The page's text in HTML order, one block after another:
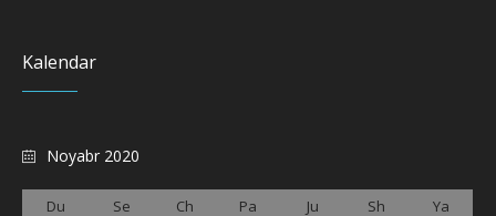
Kalendar
Noyabr 2020
Du Se Ch Pa Ju Sh Ya